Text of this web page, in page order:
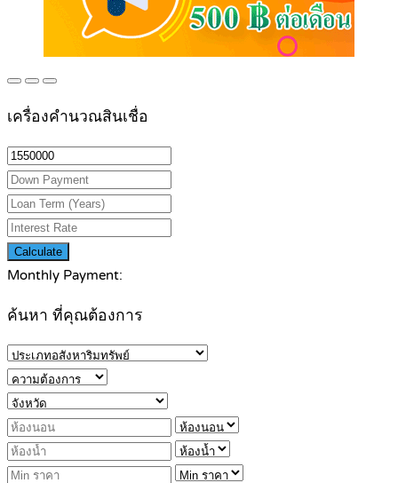
เครื่องคำนวณสินเชื่อ
Calculate
Monthly Payment:
ค้นหา ที่คุณต้องการ